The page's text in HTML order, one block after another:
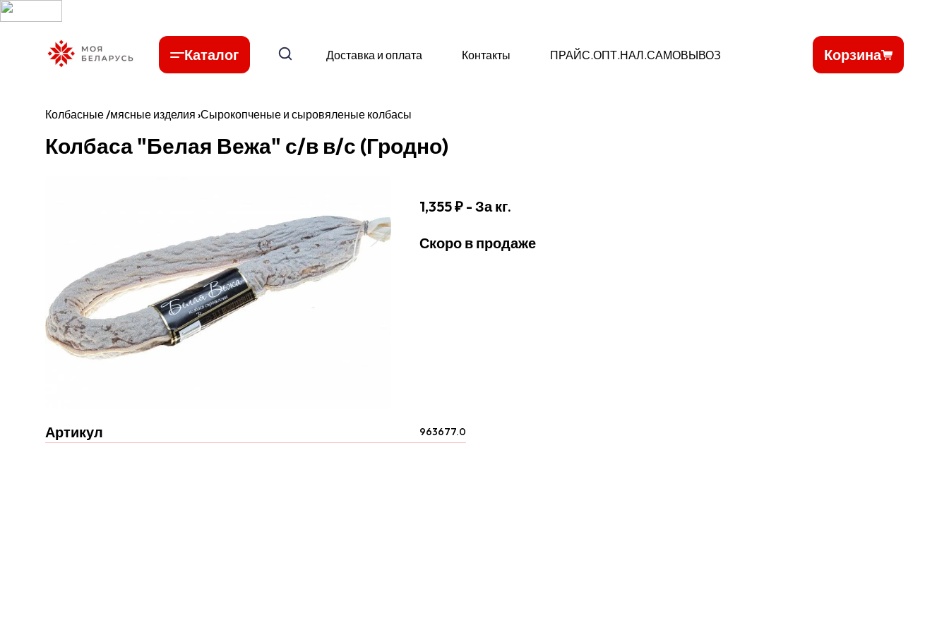
Каталог Доставка и оплата Контакты ПРАЙС.ОПТ.НАЛ.САМОВЫВОЗ Корзина
Колбасные /мясные изделия ›Сырокопченые и сыровяленые колбасы
Колбаса "Белая Вежа" с/в в/с (Гродно)
1,355 ₽ - За кг.
Скоро в продаже
Артикул 963677.0